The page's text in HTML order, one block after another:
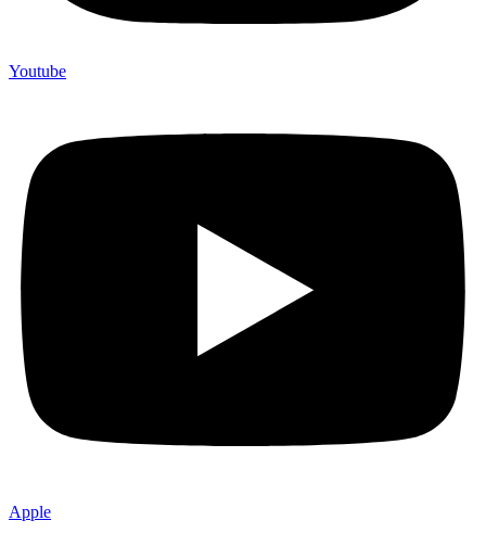
Youtube
Apple